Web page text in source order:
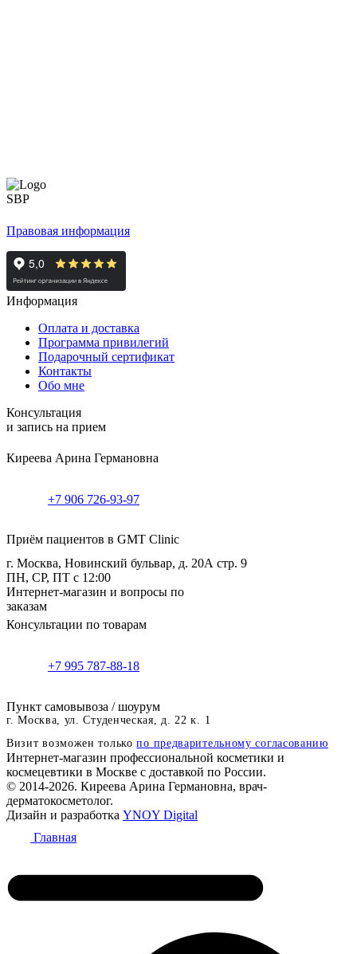
Правовая информация
Информация
Оплата и доставка
Программа привилегий
Подарочный сертификат
Контакты
Обо мне
Консультация
и запись на прием
Киреева Арина Германовна
+7 906 726-93-97
Приём пациентов в GMT Clinic
г. Москва, Новинский бульвар, д. 20А стр. 9
ПН, СР, ПТ с 12:00
Интернет-магазин и вопросы по
заказам
Консультации по товарам
+7 995 787-88-18
Пункт самовывоза / шоурум
г. Москва, ул. Студенческая, д. 22 к. 1
Визит возможен толькопо предварительному согласованию
Интернет-магазин профессиональной косметики и
космецевтики в Москве с доставкой по России.
© 2014-2026. Киреева Арина Германовна, врач-
дерматокосметолог.
Дизайн и разработка YNOY Digital
Главная